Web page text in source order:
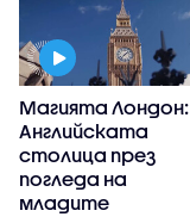
Магията Лондон:
Английската
столица през
погледа на
младите